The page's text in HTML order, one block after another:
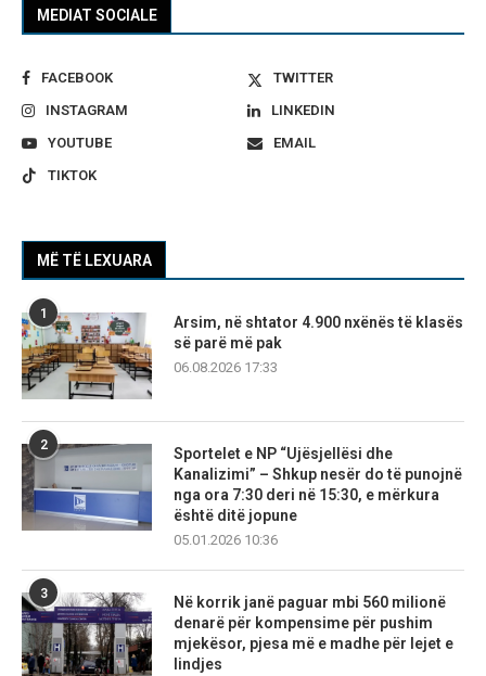
MEDIAT SOCIALE
FACEBOOK
TWITTER
INSTAGRAM
LINKEDIN
YOUTUBE
EMAIL
TIKTOK
MË TË LEXUARA
1
Arsim, në shtator 4.900 nxënës të klasës
së parë më pak
06.08.2026 17:33
2
Sportelet e NP “Ujësjellësi dhe
Kanalizimi” – Shkup nesër do të punojnë
nga ora 7:30 deri në 15:30, e mërkura
është ditë jopune
05.01.2026 10:36
3
Në korrik janë paguar mbi 560 milionë
denarë për kompensime për pushim
mjekësor, pjesa më e madhe për lejet e
lindjes